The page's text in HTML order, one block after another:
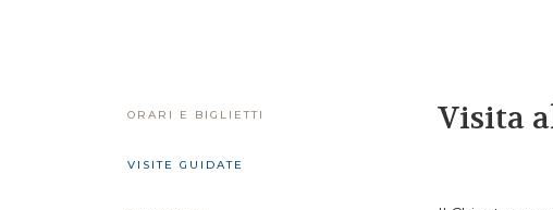
ORARI E BIGLIETTI
VISITE GUIDATE
Visita